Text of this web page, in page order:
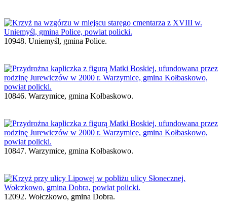
10948. Uniemyśl, gmina Police.
10846. Warzymice, gmina Kołbaskowo.
10847. Warzymice, gmina Kołbaskowo.
12092. Wołczkowo, gmina Dobra.